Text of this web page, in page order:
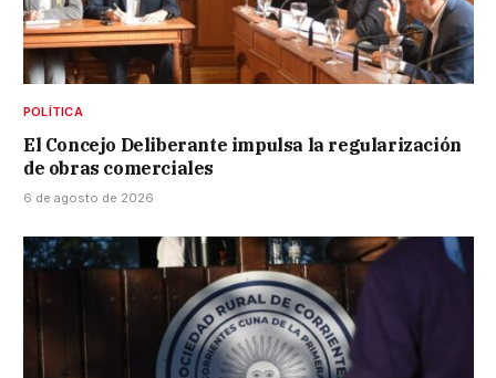
POLÍTICA
El Concejo Deliberante impulsa la regularización
de obras comerciales
6 de agosto de 2026